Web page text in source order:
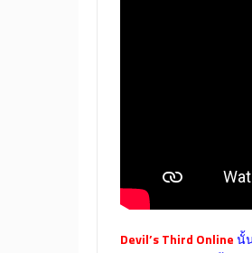
Devil’s Third Onlineนั้